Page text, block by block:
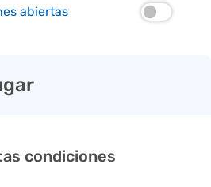
abiertas
condiciones